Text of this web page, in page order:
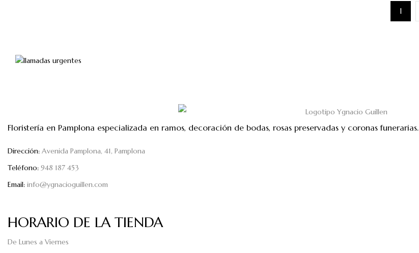
1
Floristería en Pamplona especializada en ramos, decoración de bodas, rosas preservadas y coronas funerarias.
Dirección: Avenida Pamplona, 41, Pamplona
Teléfono: 948 187 453
Email: info@ygnacioguillen.com
HORARIO DE LA TIENDA
De Lunes a Viernes